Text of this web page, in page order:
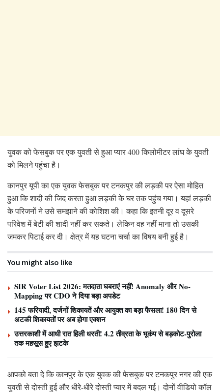
युवक को फेसबुक पर एक युवती से हुआ प्यार 400 किलोमीटर लांघ के युवती
को मिलने पहुंचा है।
कानपुर यूपी का एक युवक फेसबुक पर टनकपुर की लड़की पर ऐसा मोहित
हुआ कि शादी की जिद करता हुआ लड़की के घर तक पहुंच गया। यहां लड़की
के परिजनों ने उसे समझाने की कोशिश की। कहा कि इतनी दूर व दूसरे
परिवेश में बेटी की शादी नहीं कर सकते। लेकिन वह नहीं माना तो उसकी
जमकर पिटाई कर दी। क्षेत्र में यह घटना चर्चा का विषय बनी हुई है।
You might also like
SIR Voter List 2026: मतदाता घबराएं नहीं! Anomaly और No-
Mapping पर CDO ने दिया बड़ा अपडेट
145 फरियादी, दर्जनों शिकायतें और आयुक्त का बड़ा फैसला! 180 दिन से
अटकी शिकायतों पर अब होगा एक्शन
उत्तरकाशी में आधी रात हिली धरती! 4.2 तीव्रता के भूकंप से बड़कोट-पुरोला
तक महसूस हुए झटके
आपको बता दे कि कानपुर के एक युवक की फेसबुक पर टनकपुर नगर की एक
युवती से दोस्ती हुई और धीरे-धीरे दोस्ती प्यार में बदल गई। दोनों वीडियो कॉल